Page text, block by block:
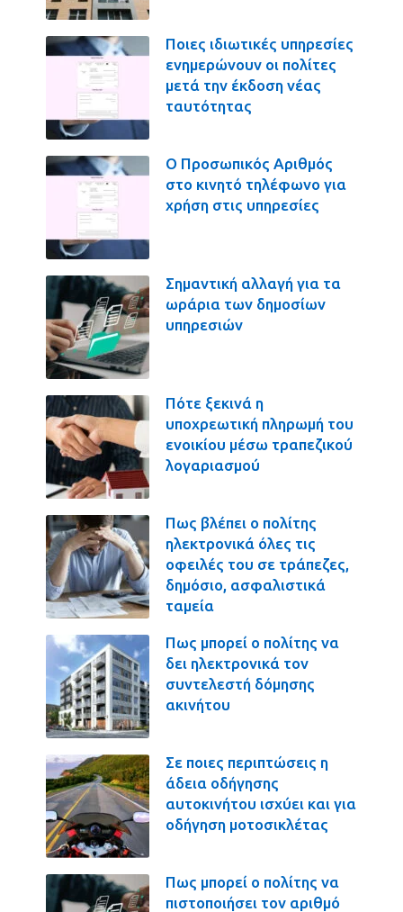
Ποιες ιδιωτικές υπηρεσίες
ενημερώνουν οι πολίτες
μετά την έκδοση νέας
ταυτότητας
Ο Προσωπικός Αριθμός
στο κινητό τηλέφωνο για
χρήση στις υπηρεσίες
Σημαντική αλλαγή για τα
ωράρια των δημοσίων
υπηρεσιών
Πότε ξεκινά η
υποχρεωτική πληρωμή του
ενοικίου μέσω τραπεζικού
λογαριασμού
Πως βλέπει ο πολίτης
ηλεκτρονικά όλες τις
οφειλές του σε τράπεζες,
δημόσιο, ασφαλιστικά
ταμεία
Πως μπορεί ο πολίτης να
δει ηλεκτρονικά τον
συντελεστή δόμησης
ακινήτου
Σε ποιες περιπτώσεις η
άδεια οδήγησης
αυτοκινήτου ισχύει και για
οδήγηση μοτοσικλέτας
Πως μπορεί ο πολίτης να
πιστοποιήσει τον αριθμό